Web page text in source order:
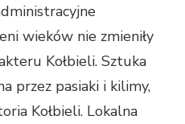
wieków nie zmieniły
Kołbieli. Sztuka
przez pasiaki i kilimy,
Kołbieli. Lokalna